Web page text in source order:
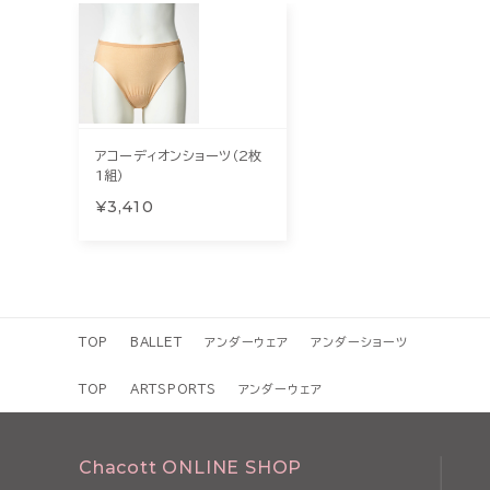
アコーディオンショーツ（2枚
1組）
¥3,410
TOP BALLET アンダーウェア アンダーショーツ
TOP ARTSPORTS アンダーウェア
Chacott ONLINE SHOP